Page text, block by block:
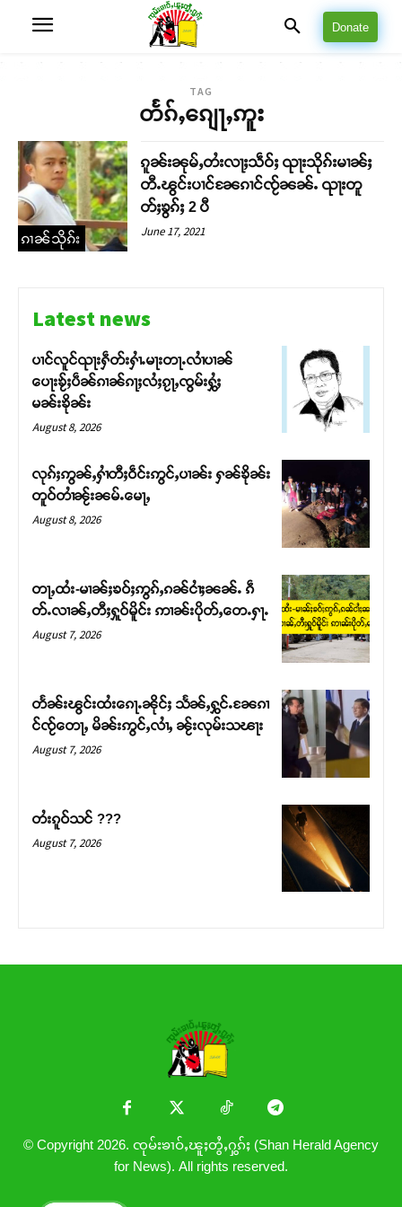
တႃႇႁႂ်ႈသဵင်ၵၢင်ၸႂ်ၵူၼ်းမိူင်း ၵူႈတီႈၵူႈလႅၼ်ပေႃးတေၸွ
တ်ႇ တူဝ်ႈလုမ်ႈၾႃႉၼၼ်ႉ ၶဝ်ႈႁူမ်ႈၵမ်ႉထႅမ် ၸုမ်းၶၢ
ဝ်ႇၽူႈတွႆႇႁွၵ်ႈ လႆႈယူႇၶႃႈဢေႃႈ။
Donate
TAG
တႅၵ်ႇၵျေႃႇဢူး
ၵၢၼ်သိုၵ်း
ၵူၼ်းၼုမ်ႇတႆးလႃႈသဵဝ်ႈ ၺႃးသိုၵ်းမၢၼ်ႈ
တီႉၽွင်းပၢင်ၼႄၵၢင်ၸႂ်ၼၼ်ႉ ၺႃးတူ
တ်ႈၶွၵ်ႈ 2 ပီ
June 17, 2021
Latest news
ပၢင်လူင်ၺႃးႁဵတ်းႁၢႆႉမႃးတႃႉလၢႆပၢၼ် ​​
ပေႃးၶႂ်ႈပဵၼ်ၵၢၼ်ၵႃႈလႆႈၵႂႃႇၸွမ်းႁွႆႈ
မၼ်းၶိုၼ်း
August 8, 2026
လုၵ်ႈဢွၼ်ႇႁၢႆတီႈဝဵင်းဢွင်ႇပၢၼ်း ႁၼ်ၶိုၼ်း
တူဝ်တၢႆၼႂ်းၼမ်ႉမေႃႇ
August 8, 2026
တႃႇထႆး-မၢၼ်ႈၶဝ်ႈဢွၵ်ႇၵၼ်ငၢႆႈၼၼ်ႉ ၵဵ
တ်ႉလၢၼ်ႇတီႈႁူဝ်မိူင်း ဢၢၼ်းပိုတ်ႇတေႉႁႃႉ
August 7, 2026
တႅၼ်းၽွင်းထႆးၵေႃႉၼိုင်ႈ သႅၼ်ႇႁွင်ႉၼႄၵၢ
င်ၸႂ်တေႃႇ မိၼ်းဢွင်ႇလၢႆႇ ၼႂ်းလုမ်းသၽႃး
August 7, 2026
တႆးၵူဝ်သင် ???
August 7, 2026
© Copyright 2026. ၸုမ်းၶၢဝ်ႇၽူႈတွႆႇႁွၵ်ႈ (Shan Herald Agency
for News). All rights reserved.